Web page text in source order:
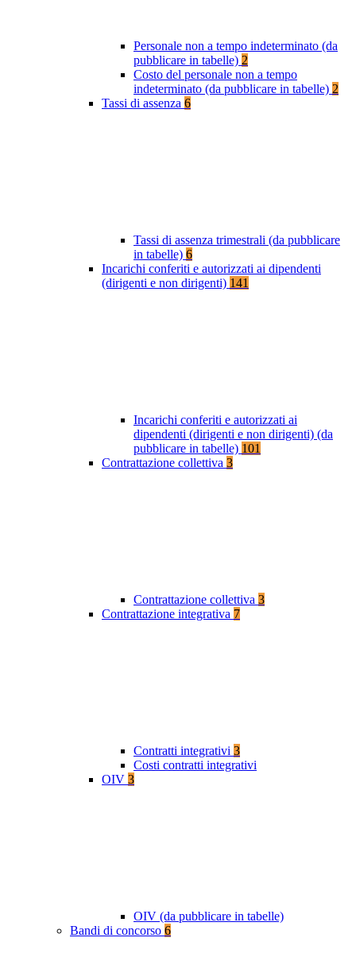
Personale non a tempo indeterminato (da
pubblicare in tabelle) 2
Costo del personale non a tempo
indeterminato (da pubblicare in tabelle) 2
Tassi di assenza 6
Tassi di assenza trimestrali (da pubblicare
in tabelle) 6
Incarichi conferiti e autorizzati ai dipendenti
(dirigenti e non dirigenti) 141
Incarichi conferiti e autorizzati ai
dipendenti (dirigenti e non dirigenti) (da
pubblicare in tabelle) 101
Contrattazione collettiva 3
Contrattazione collettiva 3
Contrattazione integrativa 7
Contratti integrativi 3
Costi contratti integrativi
OIV 3
OIV (da pubblicare in tabelle)
Bandi di concorso 6